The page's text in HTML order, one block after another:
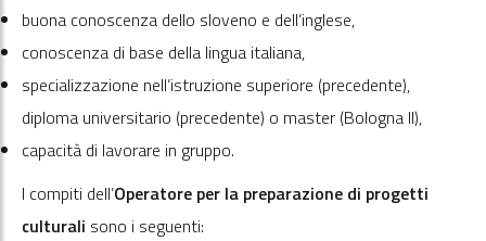
buona conoscenza dello sloveno e dell’inglese,
conoscenza di base della lingua italiana,
specializzazione nell’istruzione superiore (precedente),
diploma universitario (precedente) o master (Bologna II),
capacità di lavorare in gruppo.
I compiti dell’Operatore per la preparazione di progetti
culturali sono i seguenti: